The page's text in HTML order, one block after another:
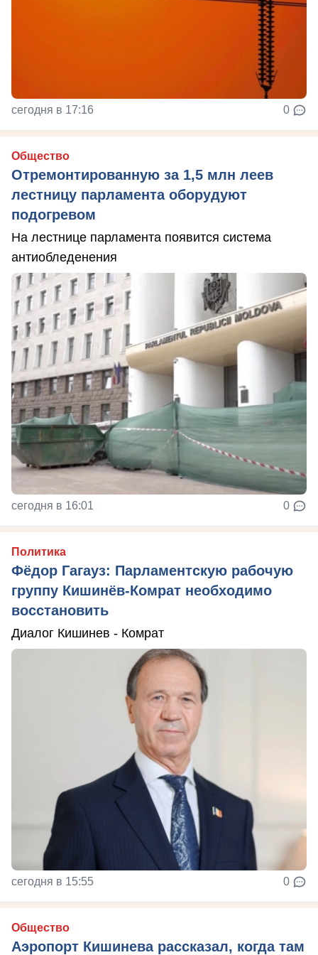
сегодня в 17:16 0
Общество
Отремонтированную за 1,5 млн леев
лестницу парламента оборудуют
подогревом
На лестнице парламента появится система
антиобледенения
сегодня в 16:01 0
Политика
Фёдор Гагауз: Парламентскую рабочую
группу Кишинёв-Комрат необходимо
восстановить
Диалог Кишинев - Комрат
сегодня в 15:55 0
Общество
Аэропорт Кишинева рассказал, когда там